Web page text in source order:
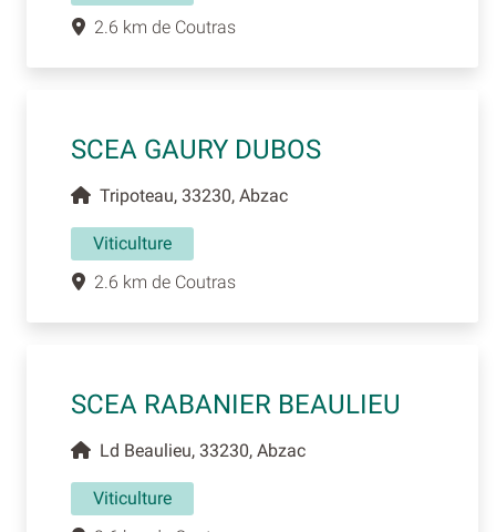
2.6 km de Coutras
SCEA GAURY DUBOS
Tripoteau, 33230, Abzac
Viticulture
2.6 km de Coutras
SCEA RABANIER BEAULIEU
Ld Beaulieu, 33230, Abzac
Viticulture